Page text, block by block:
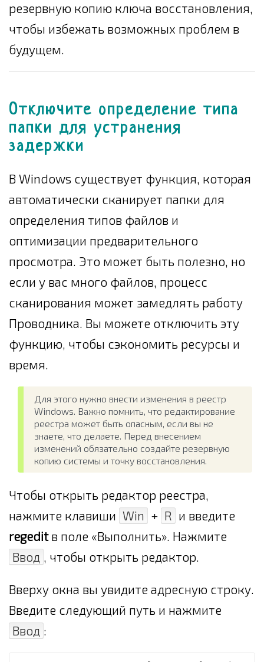
резервную копию ключа восстановления,
чтобы избежать возможных проблем в
будущем.
Отключите определение типа
папки для устранения
задержки
В Windows существует функция, которая
автоматически сканирует папки для
определения типов файлов и
оптимизации предварительного
просмотра. Это может быть полезно, но
если у вас много файлов, процесс
сканирования может замедлять работу
Проводника. Вы можете отключить эту
функцию, чтобы сэкономить ресурсы и
время.
Для этого нужно внести изменения в реестр
Windows. Важно помнить, что редактирование
реестра может быть опасным, если вы не
знаете, что делаете. Перед внесением
изменений обязательно создайте резервную
копию системы и точку восстановления.
Чтобы открыть редактор реестра,
нажмите клавиши Win + R и введите
regeditв поле «Выполнить». Нажмите
Ввод , чтобы открыть редактор.
Вверху окна вы увидите адресную строку.
Введите следующий путь и нажмите
Ввод :